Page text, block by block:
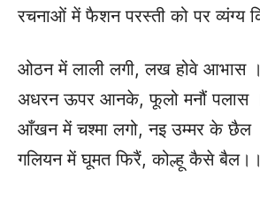
रचनाओं में फैशन परस्ती को पर व्यंग्य
ओठन में लाली लगी, लख होवे आभास ।
अधरन ऊपर आनके, फूलो मनौं पलास
आँखन में चश्मा लगो, नइ उम्मर के छैल
गलियन में घूमत फिरैं, कोल्हू कैसे बैल।।